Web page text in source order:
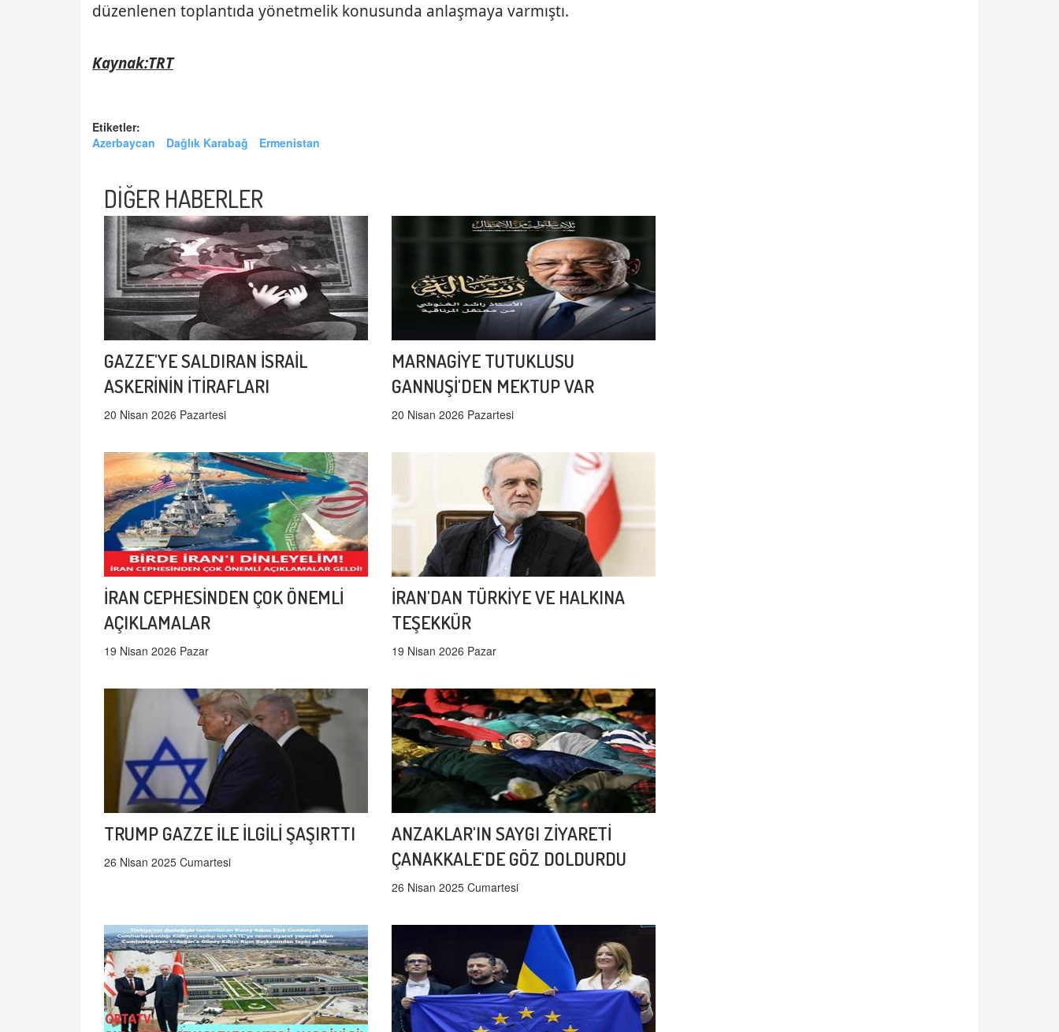
düzenlenen toplantıda yönetmelik konusunda anlaşmaya varmıştı.
Kaynak:TRT
Etiketler:
Azerbaycan
Dağlık Karabağ Ermenistan
DİĞER HABERLER
GAZZE'YE SALDIRAN İSRAİL
ASKERİNİN İTİRAFLARI
20 Nisan 2026 Pazartesi
MARNAGİYE TUTUKLUSU
GANNUŞİ'DEN MEKTUP VAR
20 Nisan 2026 Pazartesi
İRAN CEPHESİNDEN ÇOK ÖNEMLİ
AÇIKLAMALAR
19 Nisan 2026 Pazar
İRAN'DAN TÜRKİYE VE HALKINA
TEŞEKKÜR
19 Nisan 2026 Pazar
TRUMP GAZZE İLE İLGİLİ ŞAŞIRTTI
26 Nisan 2025 Cumartesi
ANZAKLAR'IN SAYGI ZİYARETİ
ÇANAKKALE'DE GÖZ DOLDURDU
26 Nisan 2025 Cumartesi